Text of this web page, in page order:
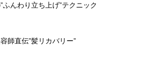
ふんわり立ち上げ”テクニック
師直伝”髪リカバリー”